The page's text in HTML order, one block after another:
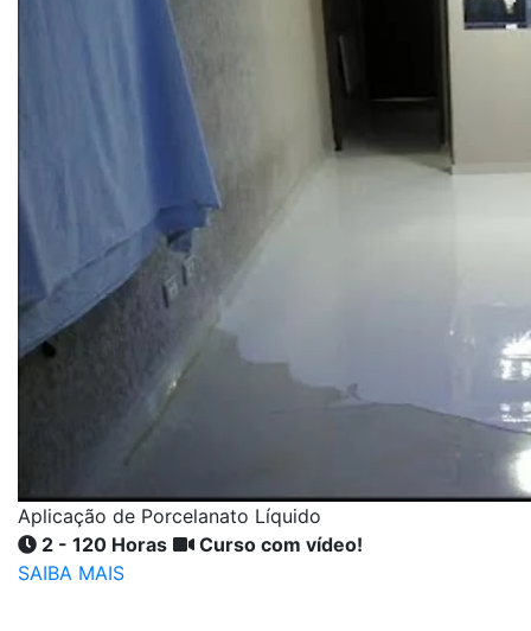
Aplicação de Porcelanato Líquido
2 - 120 Horas
Curso com vídeo!
SAIBA MAIS